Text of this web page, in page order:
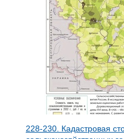
228-230. Кадастровая